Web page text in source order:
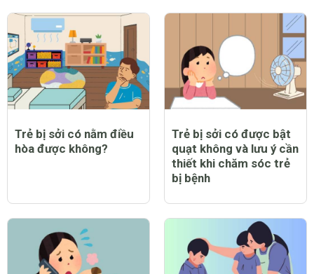
Trẻ bị sởi có nằm điều
hòa được không?
Trẻ bị sởi có được bật
quạt không và lưu ý cần
thiết khi chăm sóc trẻ
bị bệnh